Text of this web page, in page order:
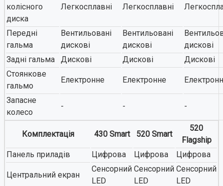
колісного
диска
Легкосплавні Легкосплавні
Передні
гальма
Вентильовані
дискові
Вентильовані
дискові
дискові
Задні гальма
Дискові Дискові
Дискові
Стоянкове
гальмо
Електронне Електронне
Запасне
колесо
- - -
Комплектація 430 Smart 520 Smart
520
Flagship
Панель приладів
Цифрова Цифрова Цифрова
Центральний екран
Сенсорний
LED
Сенсорний
LED
Сенсорний
LED